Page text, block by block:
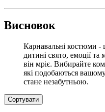
Висновок
Карнавальні костюми -
дитині свято, емоції
він мріє. Вибирайте
які подобаються
стане незабутньою.
Сортувати